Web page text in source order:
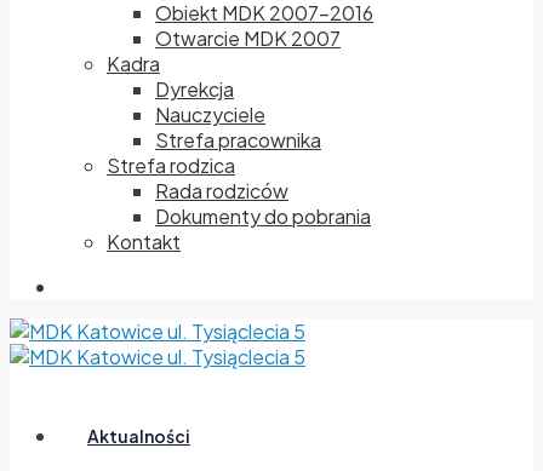
Obiekt MDK 2007-2016
Otwarcie MDK 2007
Kadra
Dyrekcja
Nauczyciele
Strefa pracownika
Strefa rodzica
Rada rodziców
Dokumenty do pobrania
Kontakt
Aktualności